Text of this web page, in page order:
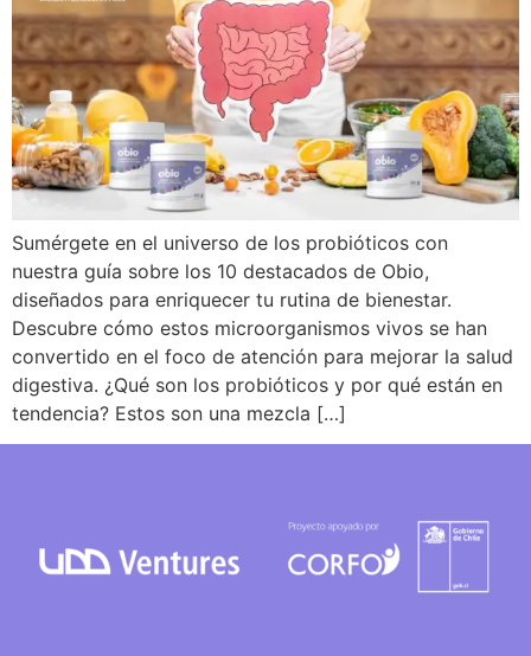
Sumérgete en el universo de los probióticos con
nuestra guía sobre los 10 destacados de Obio,
diseñados para enriquecer tu rutina de bienestar.
Descubre cómo estos microorganismos vivos se han
convertido en el foco de atención para mejorar la salud
digestiva. ¿Qué son los probióticos y por qué están en
tendencia? Estos son una mezcla […]